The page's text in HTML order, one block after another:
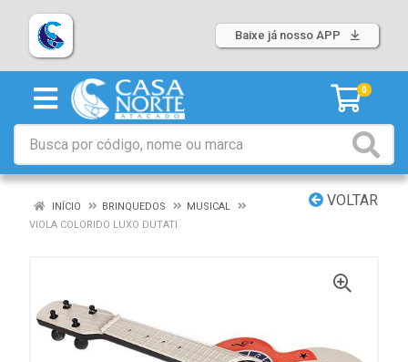
Baixe já nosso APP
0
VOLTAR
INÍCIO BRINQUEDOS
MUSICAL
VIOLA COLORIDO LUXO DUTATI